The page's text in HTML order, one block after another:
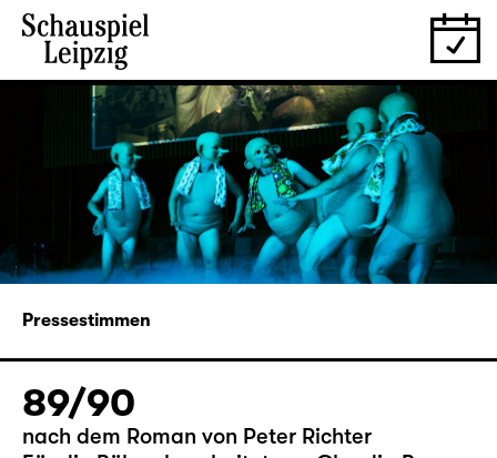
Pressestimmen
89/90
nach dem Roman von Peter Richter